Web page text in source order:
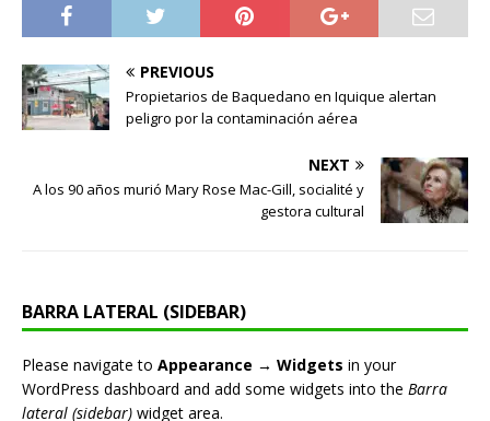
PREVIOUS
Propietarios de Baquedano en Iquique alertan
peligro por la contaminación aérea
NEXT
A los 90 años murió Mary Rose Mac-Gill, socialité y
gestora cultural
BARRA LATERAL (SIDEBAR)
Please navigate to Appearance → Widgets in your
WordPress dashboard and add some widgets into the Barra
lateral (sidebar) widget area.